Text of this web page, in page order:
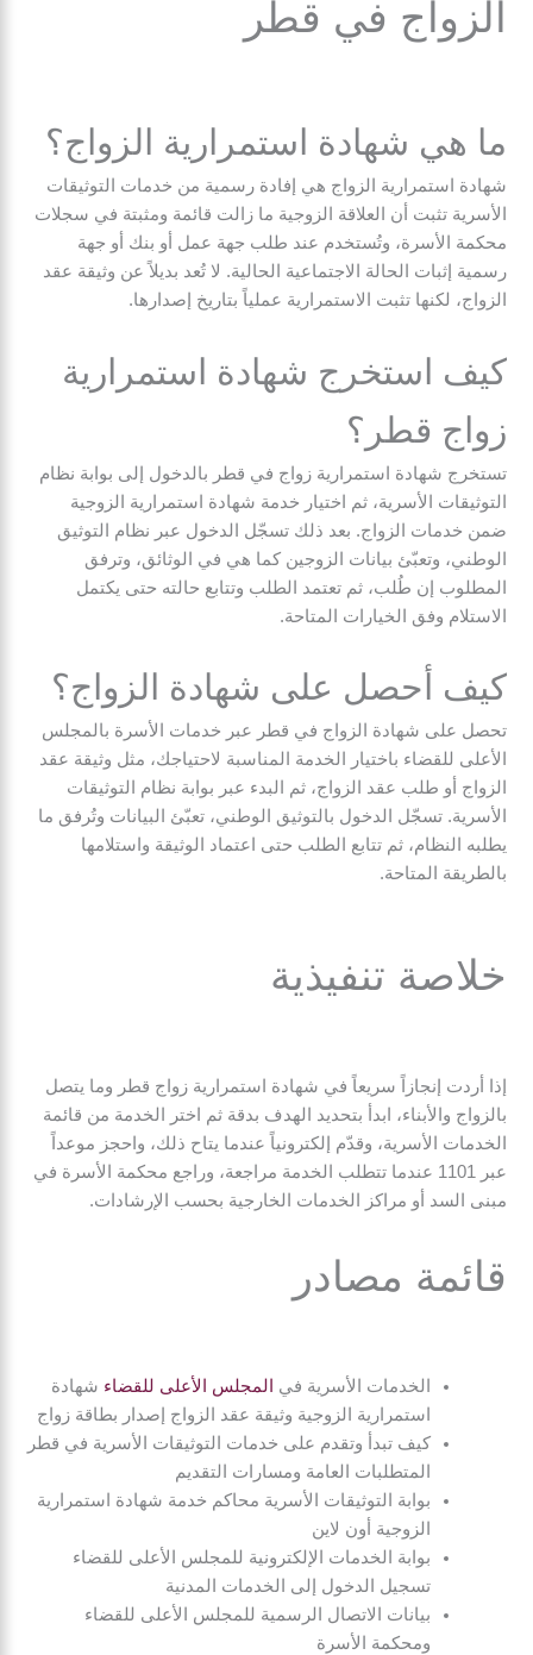
الزواج في قطر
ما هي شهادة استمرارية الزواج؟
شهادة استمرارية الزواج هي إفادة رسمية من خدمات التوثيقات
الأسرية تثبت أن العلاقة الزوجية ما زالت قائمة ومثبتة في سجلات
محكمة الأسرة، وتُستخدم عند طلب جهة عمل أو بنك أو جهة
رسمية إثبات الحالة الاجتماعية الحالية. لا تُعد بديلاً عن وثيقة عقد
الزواج، لكنها تثبت الاستمرارية عملياً بتاريخ إصدارها.
كيف استخرج شهادة استمرارية
زواج قطر؟
تستخرج شهادة استمرارية زواج في قطر بالدخول إلى بوابة نظام
التوثيقات الأسرية، ثم اختيار خدمة شهادة استمرارية الزوجية
ضمن خدمات الزواج. بعد ذلك تسجّل الدخول عبر نظام التوثيق
الوطني، وتعبّئ بيانات الزوجين كما هي في الوثائق، وترفق
المطلوب إن طُلب، ثم تعتمد الطلب وتتابع حالته حتى يكتمل
الاستلام وفق الخيارات المتاحة.
كيف أحصل على شهادة الزواج؟
تحصل على شهادة الزواج في قطر عبر خدمات الأسرة بالمجلس
الأعلى للقضاء باختيار الخدمة المناسبة لاحتياجك، مثل وثيقة عقد
الزواج أو طلب عقد الزواج، ثم البدء عبر بوابة نظام التوثيقات
الأسرية. تسجّل الدخول بالتوثيق الوطني، تعبّئ البيانات وتُرفق ما
يطلبه النظام، ثم تتابع الطلب حتى اعتماد الوثيقة واستلامها
بالطريقة المتاحة.
خلاصة تنفيذية
إذا أردت إنجازاً سريعاً في شهادة استمرارية زواج قطر وما يتصل
بالزواج والأبناء، ابدأ بتحديد الهدف بدقة ثم اختر الخدمة من قائمة
الخدمات الأسرية، وقدّم إلكترونياً عندما يتاح ذلك، واحجز موعداً
عبر 1101 عندما تتطلب الخدمة مراجعة، وراجع محكمة الأسرة في
مبنى السد أو مراكز الخدمات الخارجية بحسب الإرشادات.
قائمة مصادر
الخدمات الأسرية في المجلس الأعلى للقضاء شهادة
استمرارية الزوجية وثيقة عقد الزواج إصدار بطاقة زواج
كيف تبدأ وتقدم على خدمات التوثيقات الأسرية في قطر
المتطلبات العامة ومسارات التقديم
بوابة التوثيقات الأسرية محاكم خدمة شهادة استمرارية
الزوجية أون لاين
بوابة الخدمات الإلكترونية للمجلس الأعلى للقضاء
تسجيل الدخول إلى الخدمات المدنية
بيانات الاتصال الرسمية للمجلس الأعلى للقضاء
ومحكمة الأسرة